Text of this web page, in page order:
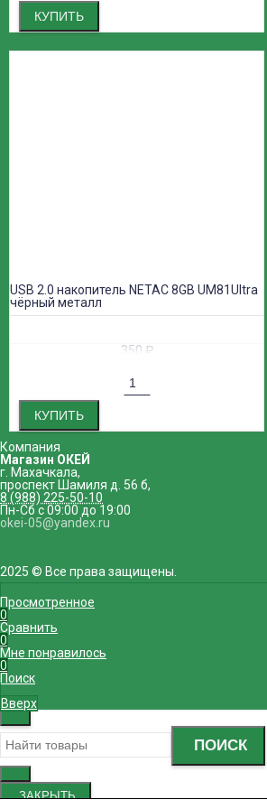
КУПИТЬ
USB 2.0 накопитель NETAC 8GB UM81Ultra
чёрный металл
350 ₽
КУПИТЬ
Компания
Магазин ОКЕЙ
г. Махачкала,
проспект Шамиля д. 56 б,
8 (988) 225-50-10
Пн-Сб с 09:00 до 19:00
okei-05@yandex.ru
2025 © Все права защищены.
Просмотренное
0
Сравнить
0
Мне понравилось
0
Поиск
Вверх
ПОИСК
ЗАКРЫТЬ